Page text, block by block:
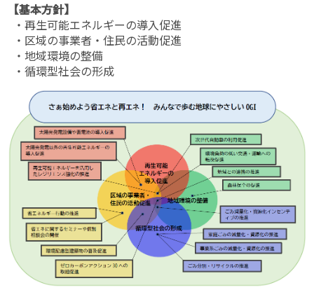
【基本方針】
・再生可能エネルギーの導入促進
・区域の事業者・住民の活動促進
・地域環境の整備
・循環型社会の形成